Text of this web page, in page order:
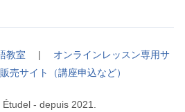
教室 | オンラインレッスン専用サ
売サイト（講座申込など）
- depuis 2021.